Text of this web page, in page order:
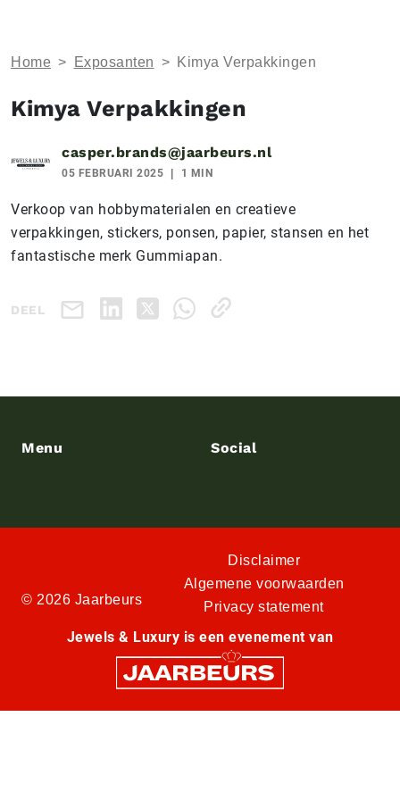
Home > Exposanten > Kimya Verpakkingen
Kimya Verpakkingen
casper.brands@jaarbeurs.nl
05 FEBRUARI 2025 1 MIN
Verkoop van hobbymaterialen en creatieve
verpakkingen, stickers, ponsen, papier, stansen en het
fantastische merk Gummiapan.
DEEL
Menu Social
© 2026 Jaarbeurs
Disclaimer
Algemene voorwaarden
Privacy statement
Jewels & Luxury is een evenement van